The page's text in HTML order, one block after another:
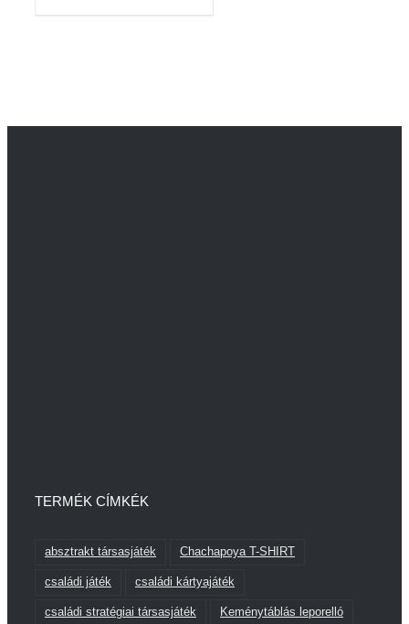
TERMÉK CÍMKÉK
absztrakt társasjáték Chachapoya T-SHIRT
családi játék családi kártyajáték
családi stratégiai társasjáték Keménytáblás leporelló